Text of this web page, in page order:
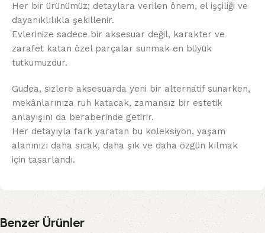
Her bir ürünümüz; detaylara verilen önem, el işçiliği ve
dayanıklılıkla şekillenir.
Evlerinize sadece bir aksesuar değil, karakter ve
zarafet katan özel parçalar sunmak en büyük
tutkumuzdur.
Gudea, sizlere aksesuarda yeni bir alternatif sunarken,
mekânlarınıza ruh katacak, zamansız bir estetik
anlayışını da beraberinde getirir.
Her detayıyla fark yaratan bu koleksiyon, yaşam
alanınızı daha sıcak, daha şık ve daha özgün kılmak
için tasarlandı.
Benzer Ürünler